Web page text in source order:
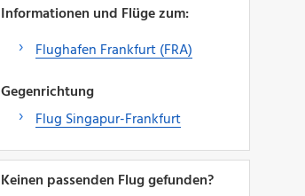
Informationen und Flüge zum:
Flughafen Frankfurt (FRA)
Gegenrichtung
Flug Singapur-Frankfurt
Keinen passenden Flug gefunden?